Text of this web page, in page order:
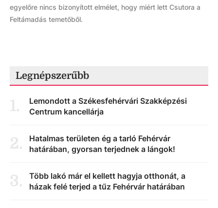
egyelőre nincs bizonyított elmélet, hogy miért lett Csutora a
Feltámadás temetőből.
Legnépszerűbb
1.
Lemondott a Székesfehérvári Szakképzési
Centrum kancellárja
2.
Hatalmas területen ég a tarló Fehérvár
határában, gyorsan terjednek a lángok!
3.
Több lakó már el kellett hagyja otthonát, a
házak felé terjed a tűz Fehérvár határában